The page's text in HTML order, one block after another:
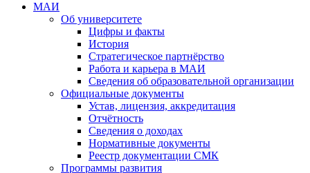
МАИ
Об университете
Цифры и факты
История
Стратегическое партнёрство
Работа и карьера в МАИ
Сведения об образовательной организации
Официальные документы
Устав, лицензия, аккредитация
Отчётность
Сведения о доходах
Нормативные документы
Реестр документации СМК
Программы развития